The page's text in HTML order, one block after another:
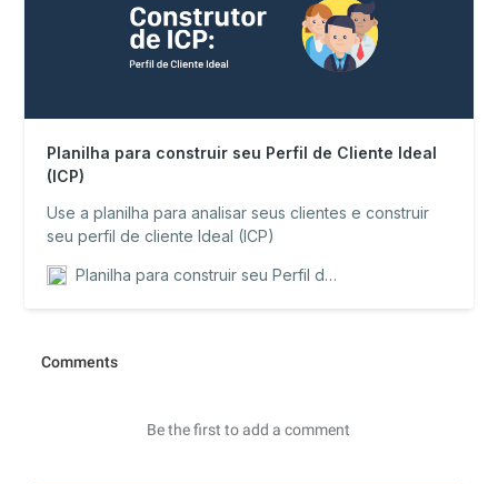
Planilha para construir seu Perfil de Cliente Ideal
(ICP)
Use a planilha para analisar seus clientes e construir
seu perfil de cliente Ideal (ICP)
Planilha para construir seu Perfil de Cliente Ideal (ICP)